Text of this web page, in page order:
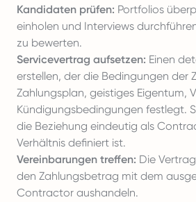
Kandidaten prüfen: Portfolios
einholen und Interviews
zu bewerten.
Servicevertrag aufsetzen: Einen
erstellen, der die Bedingungen der
Zahlungsplan, geistiges Eigentum,
Kündigungsbedingungen festlegt.
die Beziehung eindeutig als
Verhältnis definiert ist.
Vereinbarungen treffen: Die
den Zahlungsbetrag mit dem
Contractor aushandeln.